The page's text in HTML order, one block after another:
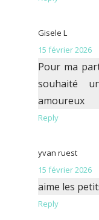
Gisele L
15 février 2026
Pour ma
souhaité
amoureux
Reply
yvan ruest
15 février 2026
aime les
Reply